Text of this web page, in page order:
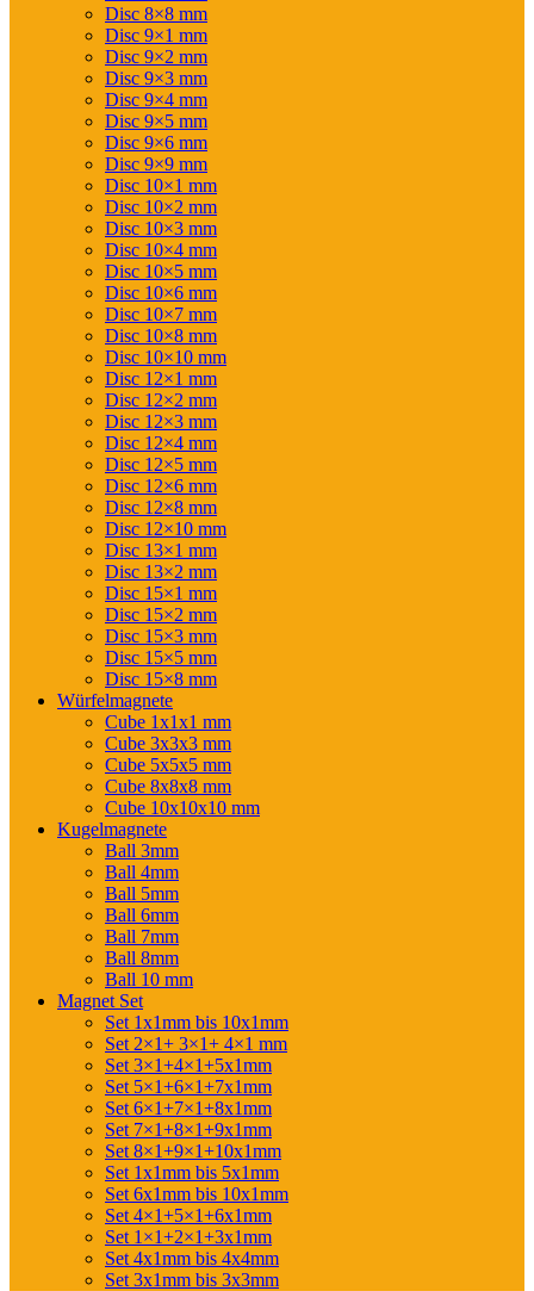
Disc 8×8 mm
Disc 9×1 mm
Disc 9×2 mm
Disc 9×3 mm
Disc 9×4 mm
Disc 9×5 mm
Disc 9×6 mm
Disc 9×9 mm
Disc 10×1 mm
Disc 10×2 mm
Disc 10×3 mm
Disc 10×4 mm
Disc 10×5 mm
Disc 10×6 mm
Disc 10×7 mm
Disc 10×8 mm
Disc 10×10 mm
Disc 12×1 mm
Disc 12×2 mm
Disc 12×3 mm
Disc 12×4 mm
Disc 12×5 mm
Disc 12×6 mm
Disc 12×8 mm
Disc 12×10 mm
Disc 13×1 mm
Disc 13×2 mm
Disc 15×1 mm
Disc 15×2 mm
Disc 15×3 mm
Disc 15×5 mm
Disc 15×8 mm
Würfelmagnete
Cube 1x1x1 mm
Cube 3x3x3 mm
Cube 5x5x5 mm
Cube 8x8x8 mm
Cube 10x10x10 mm
Kugelmagnete
Ball 3mm
Ball 4mm
Ball 5mm
Ball 6mm
Ball 7mm
Ball 8mm
Ball 10 mm
Magnet Set
Set 1x1mm bis 10x1mm
Set 2×1+ 3×1+ 4×1 mm
Set 3×1+4×1+5x1mm
Set 5×1+6×1+7x1mm
Set 6×1+7×1+8x1mm
Set 7×1+8×1+9x1mm
Set 8×1+9×1+10x1mm
Set 1x1mm bis 5x1mm
Set 6x1mm bis 10x1mm
Set 4×1+5×1+6x1mm
Set 1×1+2×1+3x1mm
Set 4x1mm bis 4x4mm
Set 3x1mm bis 3x3mm